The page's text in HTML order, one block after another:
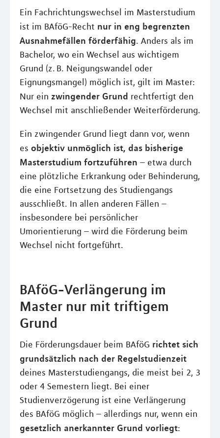
Ein Fachrichtungswechsel im Masterstudium
ist im BAföG-Recht nur in eng begrenzten
Ausnahmefällen förderfähig. Anders als im
Bachelor, wo ein Wechsel aus wichtigem
Grund (z. B. Neigungswandel oder
Eignungsmangel) möglich ist, gilt im Master:
Nur ein zwingender Grund rechtfertigt den
Wechsel mit anschließender Weiterförderung.
Ein zwingender Grund liegt dann vor, wenn
es objektiv unmöglich ist, das bisherige
Masterstudium fortzuführen – etwa durch
eine plötzliche Erkrankung oder Behinderung,
die eine Fortsetzung des Studiengangs
ausschließt. In allen anderen Fällen –
insbesondere bei persönlicher
Umorientierung – wird die Förderung beim
Wechsel nicht fortgeführt.
BAföG-Verlängerung im
Master nur mit triftigem
Grund
Die Förderungsdauer beim BAföG richtet sich
grundsätzlich nach der Regelstudienzeit
deines Masterstudiengangs, die meist bei 2, 3
oder 4 Semestern liegt. Bei einer
Studienverzögerung ist eine Verlängerung
des BAföG möglich – allerdings nur, wenn ein
gesetzlich anerkannter Grund vorliegt: